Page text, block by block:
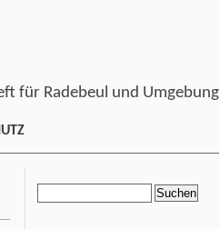
für Radebeul und Umgebung